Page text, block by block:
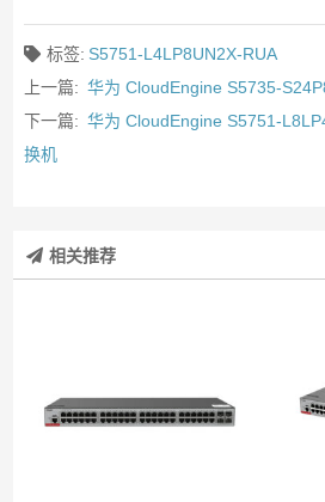
标签: S5751-L4LP8UN2X-RUA
上一篇: 华为 CloudEngine S5735-
下一篇: 华为 CloudEngine S5751-
换机
相关推荐